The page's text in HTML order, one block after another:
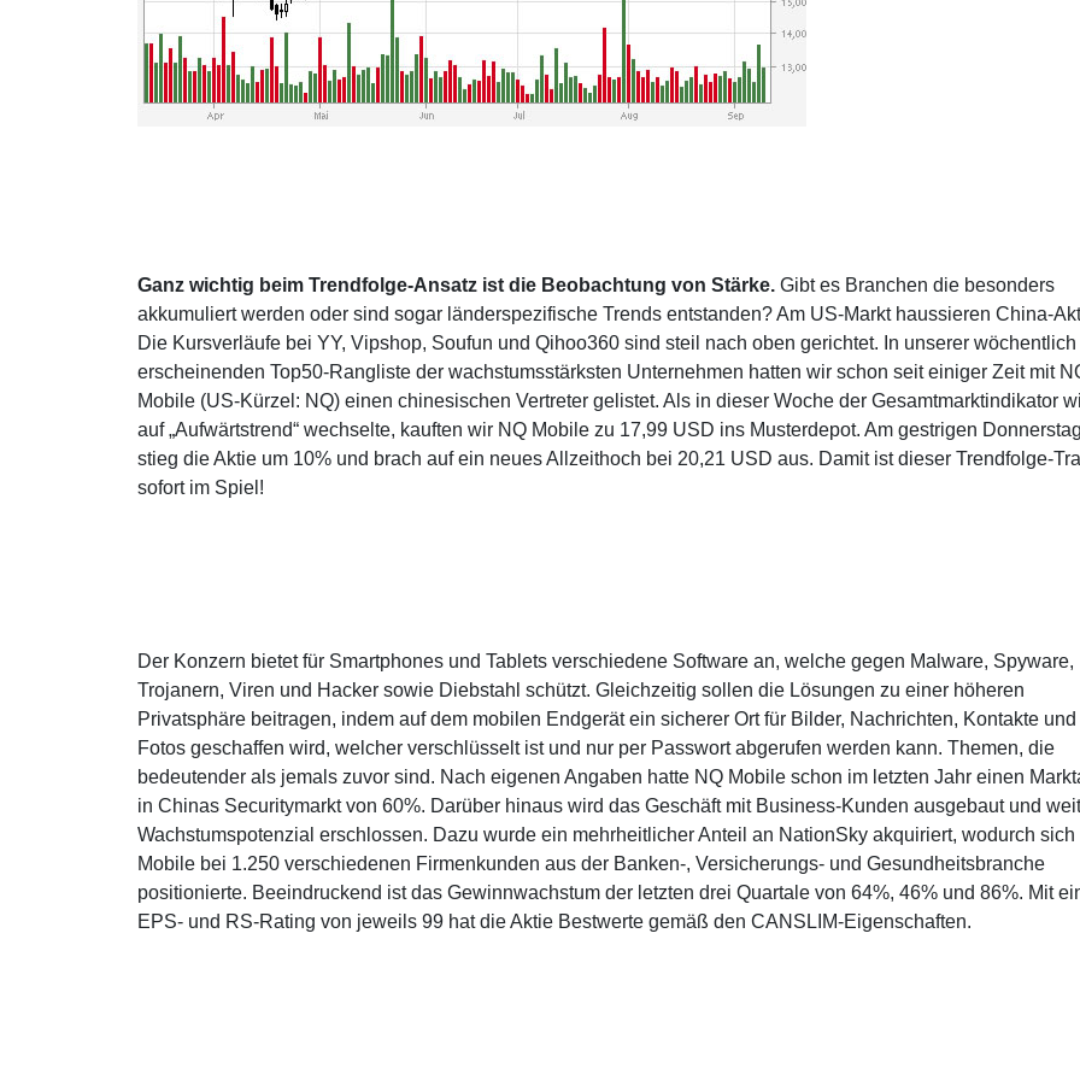
Ganz wichtig beim Trendfolge-Ansatz ist die Beobachtung von Stärke. Gibt es Branchen die besonders
akkumuliert werden oder sind sogar länderspezifische Trends entstanden? Am US-Markt haussieren China-
Die Kursverläufe bei YY, Vipshop, Soufun und Qihoo360 sind steil nach oben gerichtet. In unserer wöchentlich
erscheinenden Top50-Rangliste der wachstumsstärksten Unternehmen hatten wir schon seit einiger Zeit mit
Mobile (US-Kürzel: NQ) einen chinesischen Vertreter gelistet. Als in dieser Woche der Gesamtmarktindikator
auf „Aufwärtstrend“ wechselte, kauften wir NQ Mobile zu 17,99 USD ins Musterdepot. Am gestrigen Donnerstag
stieg die Aktie um 10% und brach auf ein neues Allzeithoch bei 20,21 USD aus. Damit ist dieser Trendfolge-
sofort im Spiel!
Der Konzern bietet für Smartphones und Tablets verschiedene Software an, welche gegen Malware, Spyware,
Trojanern, Viren und Hacker sowie Diebstahl schützt. Gleichzeitig sollen die Lösungen zu einer höheren
Privatsphäre beitragen, indem auf dem mobilen Endgerät ein sicherer Ort für Bilder, Nachrichten, Kontakte und
Fotos geschaffen wird, welcher verschlüsselt ist und nur per Passwort abgerufen werden kann. Themen, die
bedeutender als jemals zuvor sind. Nach eigenen Angaben hatte NQ Mobile schon im letzten Jahr einen
in Chinas Securitymarkt von 60%. Darüber hinaus wird das Geschäft mit Business-Kunden ausgebaut und
Wachstumspotenzial erschlossen. Dazu wurde ein mehrheitlicher Anteil an NationSky akquiriert, wodurch sich
Mobile bei 1.250 verschiedenen Firmenkunden aus der Banken-, Versicherungs- und Gesundheitsbranche
positionierte. Beeindruckend ist das Gewinnwachstum der letzten drei Quartale von 64%, 46% und 86%. Mit
EPS- und RS-Rating von jeweils 99 hat die Aktie Bestwerte gemäß den CANSLIM-Eigenschaften.